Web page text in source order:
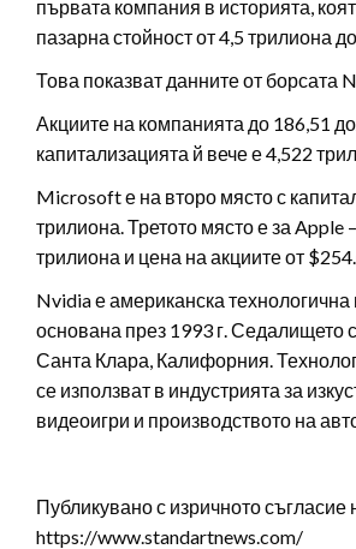
първата компания в историята,
пазарна стойност от 4,5 трилиона
Това показват данните от борсата
Акциите на компанията до 186,51
капитализацията й вече е 4,522
Microsoft е на второ място с
трилиона. Третото място е за Apple
трилиона и цена на акциите от
Nvidia е американска технологична
основана през 1993 г. Седалището
Санта Клара, Калифорния.
се използват в индустрията за
видеоигри и производството на
Публикувано с изричното съгласие
https://www.standartnews.com/